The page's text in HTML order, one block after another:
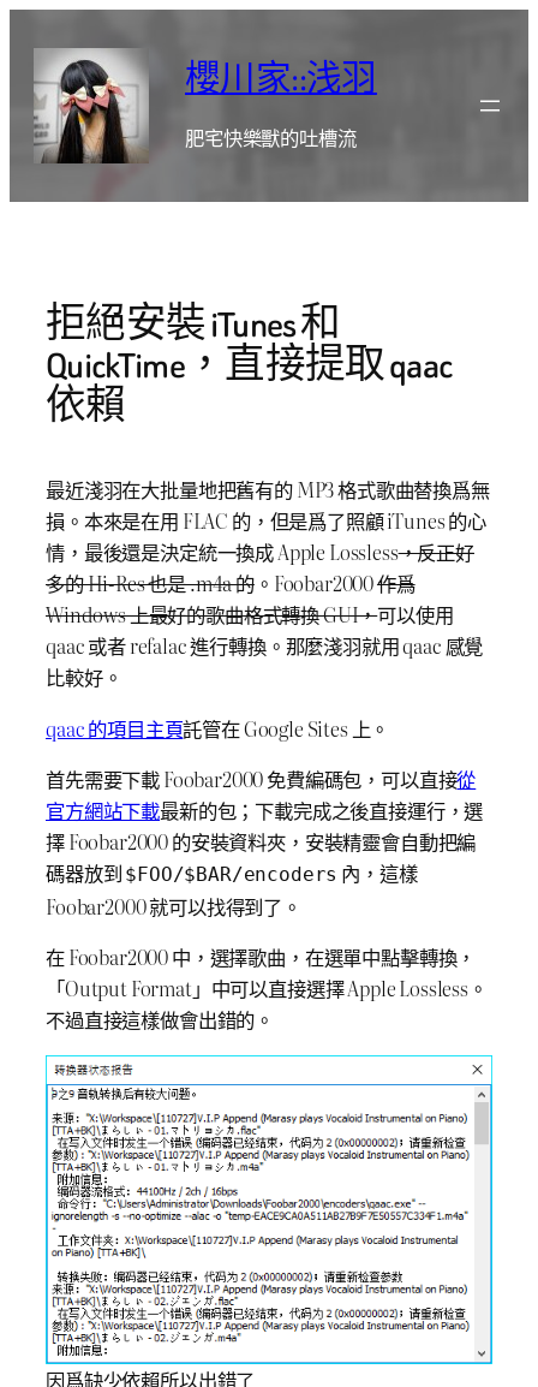
櫻川家::浅羽
肥宅快樂獸的吐槽流
拒絕安裝 iTunes 和
QuickTime，直接提取 qaac
依賴
最近淺羽在大批量地把舊有的 MP3 格式歌曲替換爲無
損。本來是在用 FLAC 的，但是爲了照顧 iTunes 的心
情，最後還是決定統一換成 Apple Lossless，反正好
多的 Hi-Res 也是 .m4a 的。Foobar2000作爲
Windows 上最好的歌曲格式轉換 GUI，可以使用
qaac 或者 refalac 進行轉換。那麼淺羽就用 qaac 感覺
比較好。
qaac 的項目主頁託管在 Google Sites 上。
首先需要下載 Foobar2000 免費編碼包，可以直接從
官方網站下載最新的包；下載完成之後直接運行，選
擇 Foobar2000 的安裝資料夾，安裝精靈會自動把編
碼器放到 $FOO/$BAR/encoders 內，這樣
Foobar2000 就可以找得到了。
在 Foobar2000 中，選擇歌曲，在選單中點擊轉換，
「Output Format」中可以直接選擇 Apple Lossless。
不過直接這樣做會出錯的。
因爲缺少依賴所以出錯了